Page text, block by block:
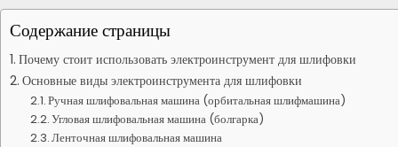
Содержание страницы
Почему стоит использовать электроинструмент для шлифовки
Основные виды электроинструмента для шлифовки
Ручная шлифовальная машина (орбитальная шлифмашина)
Угловая шлифовальная машина (болгарка)
Ленточная шлифовальная машина